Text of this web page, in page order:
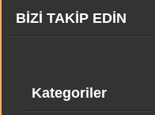
BİZİ TAKİP EDİN
Kategoriler